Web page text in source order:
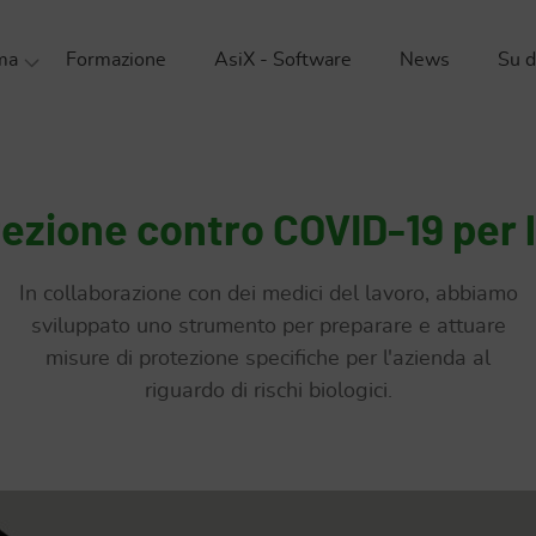
Formazione AsiX - Software News Su
contro COVID-19 per
In collaborazione con dei medici del lavoro, abbiamo
sviluppato uno strumento per preparare e attuare
misure di protezione specifiche per l'azienda al
riguardo di rischi biologici.